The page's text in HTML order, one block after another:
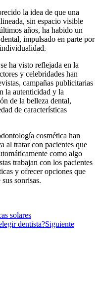
la idea de que una
sin espacio visible
años, ha habido un
impulsado en parte por
ha visto reflejada en la
y celebridades han
campañas publicitarias
la autenticidad y la
de la belleza dental,
de características
cosmética han
al tratar con pacientes que
como algo
trabajan con los pacientes
y ofrecer opciones que
sonrisas.
solares
dentista?Siguiente